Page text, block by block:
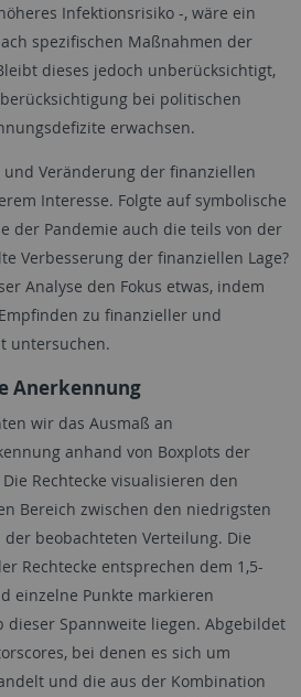
Infektionsrisiko -, wäre ein
spezifischen Maßnahmen der
dieses jedoch unberücksichtigt,
bei politischen
erwachsen.
Veränderung der finanziellen
Interesse. Folgte auf symbolische
der Pandemie auch die teils von der
Verbesserung der finanziellen Lage?
Analyse den Fokus etwas, indem
zu finanzieller und
untersuchen.
Anerkennung
wir das Ausmaß an
anhand von Boxplots der
Rechtecke visualisieren den
Bereich zwischen den niedrigsten
der beobachteten Verteilung. Die
Rechtecke entsprechen dem 1,5-
einzelne Punkte markieren
Spannweite liegen. Abgebildet
bei denen es sich um
und die aus der Kombination